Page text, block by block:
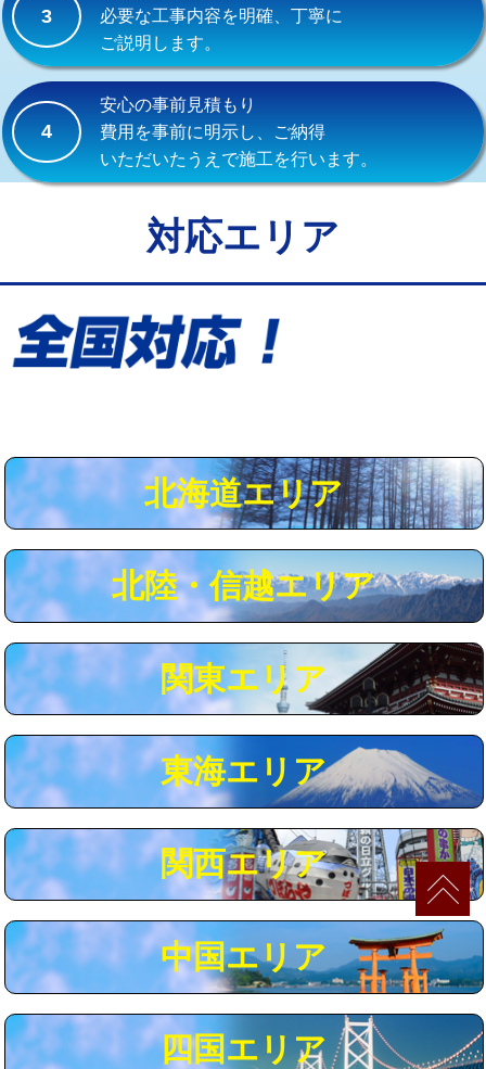
持込商品取付（混合水栓） 16,500円
持込商品取付（浄水器・分岐水栓） 16,500円
給水管工事※（ホール加工)
給水管工事※（バンド止め) 3,300円
給水管工事※（保温材使用（バンド止
5,500円
給水管工事※（土の掘削・埋め戻し作
業)
用（追加）/3ｍ超え)
給水管工事※（ライニング鋼管・銅
44,000円
給水管工事※（ライニング鋼管・銅
管・ポリ管・HT管使用/3ｍ超え)
+8,800円
マス交換（土の掘削・埋め戻し作業） 11,000円~
マス交換（深さ50㎝未満） 55,000円
マス交換（深さ50㎝以上） 66,000円
コンクリート斫り（厚さ10㎝まで） 27,500円
コンクリート斫り（厚さ10㎝超え） 38,500円
モルタル補修（厚さ10㎝まで） 27,500円
追加人工 16,500円
※給水管工事は20mmまでの価格です。
3
必要な工事内容を明確、丁寧に
ご説明します。
4
安心の事前見積もり
費用を事前に明示し、ご納得
いただいたうえで施工を行います。
対応エリア
北海道エリア
北陸・信越エリア
関東エリア
東海エリア
関西エリア
中国エリア
四国エリア